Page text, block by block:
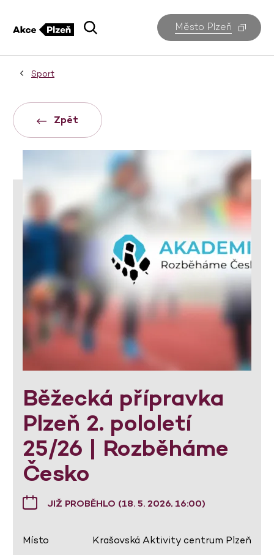
Město Plzeň
Sport
Zpět
Běžecká přípravka
Plzeň 2. pololetí
25/26 | Rozběháme
Česko
JIŽ PROBĚHLO (18. 5. 2026, 16:00)
Místo Krašovská Aktivity centrum Plzeň